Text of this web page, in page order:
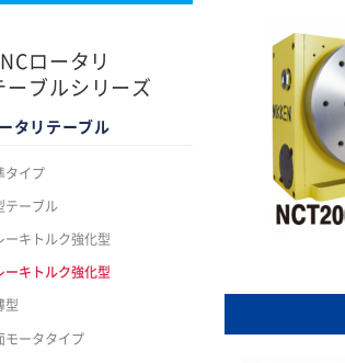
ロータリ
ーブルシリーズ
タリテーブル
タイプ
テーブル
ーキトルク強化型
ーキトルク強化型
型
モータタイプ